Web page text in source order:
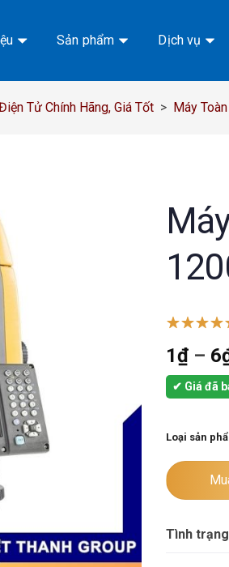
Sản phẩm Dịch vụ
Tử Chính Hãng, Giá Tốt > Máy
1₫ – 6
✔ Giá đã
Loại sản
Tình